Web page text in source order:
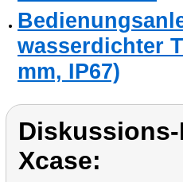
wasserdichter
mm, IP67)
Xcase: